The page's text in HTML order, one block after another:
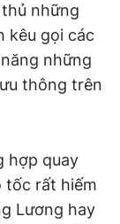
những
kêu gọi các
những
thông trên
hợp quay
tốc rất hiếm
Lương hay